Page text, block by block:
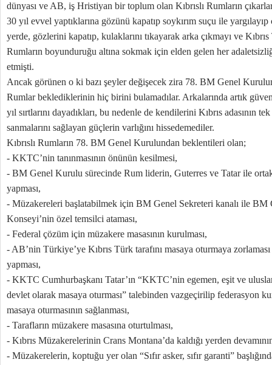
dünyası ve AB, iş Hristiyan bir toplum olan Kıbrıslı Rumların
30 yıl evvel yaptıklarına gözünü kapatıp soykırım suçu ile yargılayıp
yerde, gözlerini kapatıp, kulaklarını tıkayarak arka çıkmayı ve
Rumların boyunduruğu altına sokmak için elden gelen her
etmişti.
Ancak görünen o ki bazı şeyler değişecek zira 78. BM Genel
Rumlar beklediklerinin hiç birini bulamadılar. Arkalarında artık
yıl sırtlarını dayadıkları, bu nedenle de kendilerini Kıbrıs adasının
sanmalarını sağlayan güçlerin varlığını hissedemediler.
Kıbrıslı Rumların 78. BM Genel Kurulundan beklentileri olan;
- KKTC’nin tanınmasının önünün kesilmesi,
- BM Genel Kurulu sürecinde Rum liderin, Guterres ve Tatar ile
yapması,
- Müzakereleri başlatabilmek için BM Genel Sekreteri kanalı ile BM
Konseyi’nin özel temsilci ataması,
- Federal çözüm için müzakere masasının kurulması,
- AB’nin Türkiye’ye Kıbrıs Türk tarafını masaya oturmaya
yapması,
- KKTC Cumhurbaşkanı Tatar’ın “KKTC’nin egemen, eşit ve
devlet olarak masaya oturması” talebinden vazgeçirilip federasyon
masaya oturmasının sağlanması,
- Tarafların müzakere masasına oturtulması,
- Kıbrıs Müzakerelerinin Crans Montana’da kaldığı yerden
- Müzakerelerin, koptuğu yer olan “Sıfır asker, sıfır garanti”